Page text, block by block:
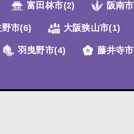
富田林市(2) 阪南市
市(6) 大阪狭山市(1)
羽曳野市(4) 藤井寺市